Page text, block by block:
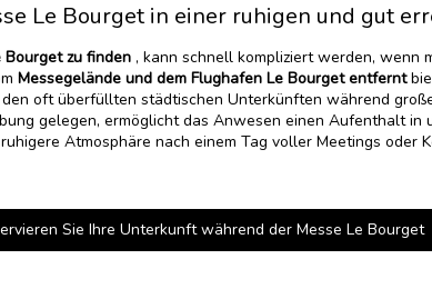
Le Bourget in einer ruhigen und gut
zu finden , kann schnell kompliziert werden, wenn
Messegelände und dem Flughafen Le Bourget entfernt
oft überfüllten städtischen Unterkünften während
gelegen, ermöglicht das Anwesen einen Aufenthalt in
Atmosphäre nach einem Tag voller Meetings oder
Sie Ihre Unterkunft während der Messe Le Bourget